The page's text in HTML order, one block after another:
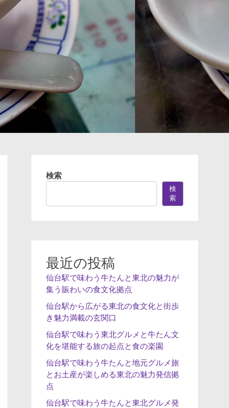
検索
検
索
最近の投稿
仙台駅で味わう牛たんと東北の魅力が
集う賑わいの食文化拠点
仙台駅から広がる東北の食文化と街歩
き魅力満載の玄関口
仙台駅で味わう東北グルメと牛たん文
化を堪能する旅の起点と食の楽園
仙台駅で味わう牛たんと地元グルメ旅
とお土産が楽しめる東北の魅力発信拠
点
仙台駅で味わう牛たんと東北グルメ発